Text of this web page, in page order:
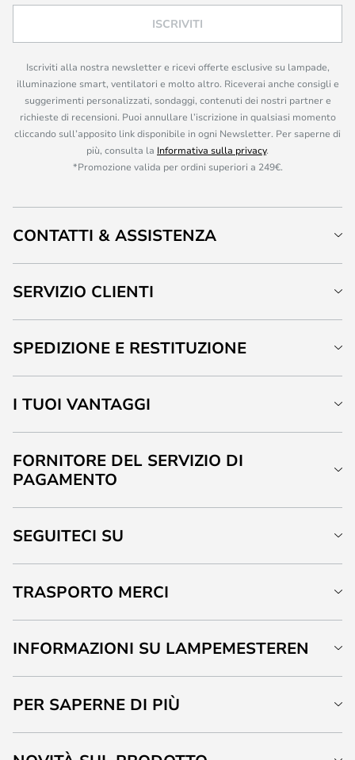
ISCRIVITI
Iscriviti alla nostra newsletter e ricevi offerte esclusive su lampade,
illuminazione smart, ventilatori e molto altro. Riceverai anche consigli e
suggerimenti personalizzati, sondaggi, contenuti dei nostri partner e
richieste di recensioni. Puoi annullare l’iscrizione in qualsiasi momento
cliccando sull’apposito link disponibile in ogni Newsletter. Per saperne di
più, consulta la Informativa sulla privacy.
*Promozione valida per ordini superiori a 249€.
CONTATTI & ASSISTENZA
SERVIZIO CLIENTI
SPEDIZIONE E RESTITUZIONE
I TUOI VANTAGGI
FORNITORE DEL SERVIZIO DI
PAGAMENTO
SEGUITECI SU
TRASPORTO MERCI
INFORMAZIONI SU LAMPEMESTEREN
PER SAPERNE DI PIÙ